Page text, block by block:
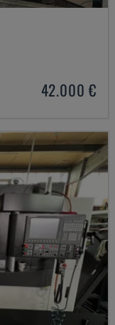
42.000 €